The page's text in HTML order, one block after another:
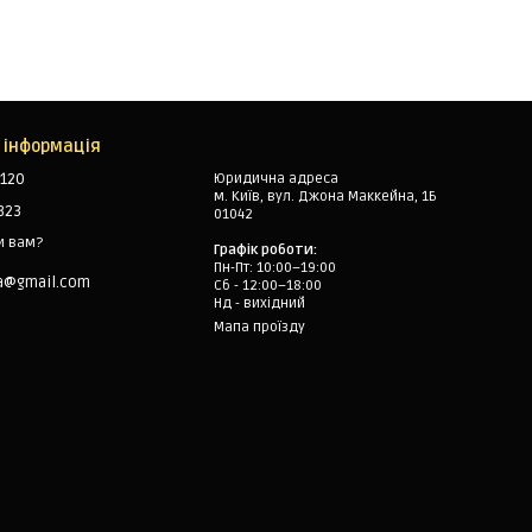
вам?
Юридична адреса
м. Київ, вул. Джона Маккейна, 1Б
01042
Графік роботи:
Пн-Пт: 10:00–19:00
Сб - 12:00–18:00
Нд - вихідний
Мапа проїзду